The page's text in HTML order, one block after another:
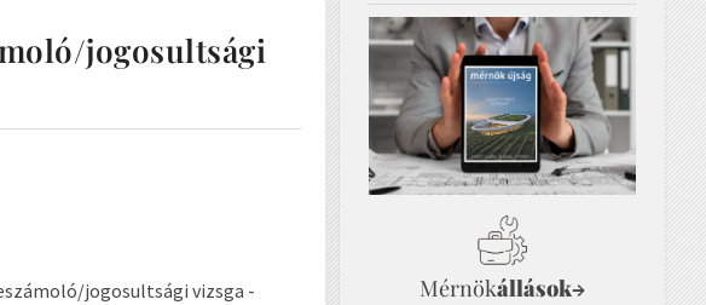
jogosultsági
jogosultsági vizsga -
Mérnökállások→